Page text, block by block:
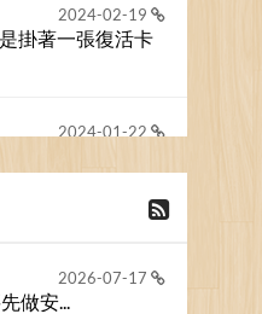
2024-02-19
掛著一張復活卡
2024-01-22
一個訪客留言板
2026-07-17
做安...